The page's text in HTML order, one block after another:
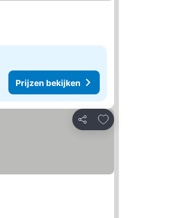
Prijzen bekijken
Delen
Toevoegen aan